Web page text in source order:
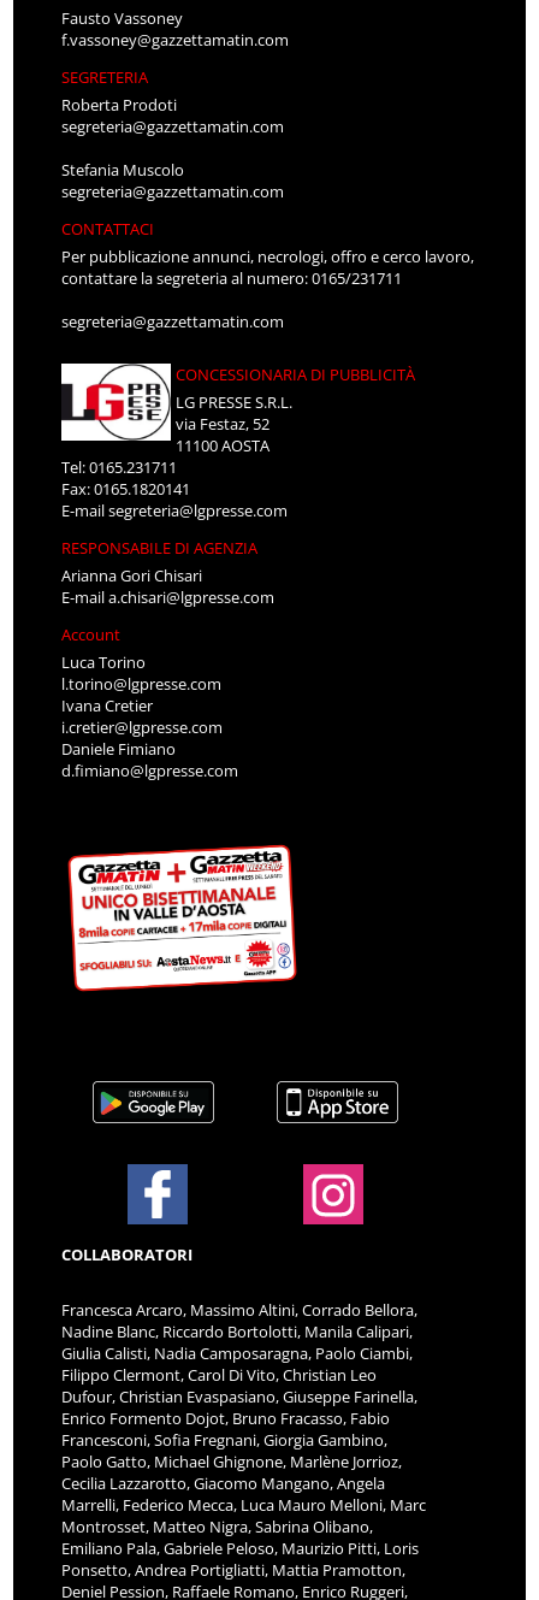
Fausto Vassoney
f.vassoney@gazzettamatin.com
SEGRETERIA
Roberta Prodoti
segreteria@gazzettamatin.com
Stefania Muscolo
segreteria@gazzettamatin.com
CONTATTACI
Per pubblicazione annunci, necrologi, offro e cerco lavoro,
contattare la segreteria al numero: 0165/231711
segreteria@gazzettamatin.com
CONCESSIONARIA DI PUBBLICITÀ
LG PRESSE S.R.L.
via Festaz, 52
11100 AOSTA
Tel: 0165.231711
Fax: 0165.1820141
E-mailsegreteria@lgpresse.com
RESPONSABILE DI AGENZIA
Arianna Gori Chisari
E-maila.chisari@lgpresse.com
Account
Luca Torino
l.torino@lgpresse.com
Ivana Cretier
i.cretier@lgpresse.com
Daniele Fimiano
d.fimiano@lgpresse.com
COLLABORATORI
Francesca Arcaro, Massimo Altini, Corrado Bellora,
Nadine Blanc, Riccardo Bortolotti, Manila Calipari,
Giulia Calisti, Nadia Camposaragna, Paolo Ciambi,
Filippo Clermont, Carol Di Vito, Christian Leo
Dufour, Christian Evaspasiano, Giuseppe Farinella,
Enrico Formento Dojot, Bruno Fracasso, Fabio
Francesconi, Sofia Fregnani, Giorgia Gambino,
Paolo Gatto, Michael Ghignone, Marlène Jorrioz,
Cecilia Lazzarotto, Giacomo Mangano, Angela
Marrelli, Federico Mecca, Luca Mauro Melloni, Marc
Montrosset, Matteo Nigra, Sabrina Olibano,
Emiliano Pala, Gabriele Peloso, Maurizio Pitti, Loris
Ponsetto, Andrea Portigliatti, Mattia Pramotton,
Deniel Pession, Raffaele Romano, Enrico Ruggeri,